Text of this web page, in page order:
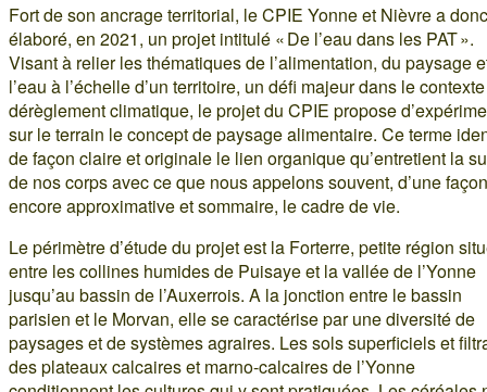
Fort de son ancrage territorial, le CPIE Yonne et Nièvre a donc
élaboré, en 2021, un projet intitulé « De l’eau dans les PAT ».
Visant à relier les thématiques de l’alimentation, du paysage
l’eau à l’échelle d’un territoire, un défi majeur dans le
dérèglement climatique, le projet du CPIE propose
sur le terrain le concept de paysage alimentaire. Ce terme
de façon claire et originale le lien organique qu’entretient la
de nos corps avec ce que nous appelons souvent, d’une façon
encore approximative et sommaire, le cadre de vie.
Le périmètre d’étude du projet est la Forterre, petite région
entre les collines humides de Puisaye et la vallée de l’Yonne
jusqu’au bassin de l’Auxerrois. A la jonction entre le bassin
parisien et le Morvan, elle se caractérise par une diversité de
paysages et de systèmes agraires. Les sols superficiels et
des plateaux calcaires et marno-calcaires de l’Yonne